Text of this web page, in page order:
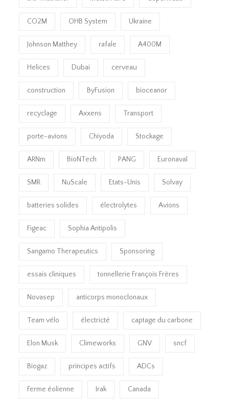
CO2M OHB System Ukraine
Johnson Matthey rafale A400M
Helices Dubai cerveau
construction ByFusion bioceanor
recyclage Axxens Transport
porte-avions Chiyoda Stockage
ARNm BioNTech PANG Euronaval
SMR NuScale Etats-Unis Solvay
batteries solides électrolytes Avions
Figeac Sophia Antipolis
Sangamo Therapeutics Sponsoring
essais cliniques tonnellerie François Frères
Novasep anticorps monoclonaux
Team vélo électricté captage du carbone
Elon Musk Climeworks GNV sncf
Biogaz principes actifs ADCs
Ferme éolienne Irak Canada